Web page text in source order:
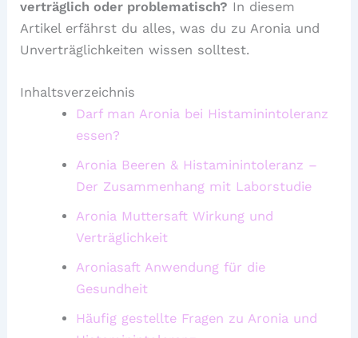
verträglich oder problematisch? In diesem
Artikel erfährst du alles, was du zu Aronia und
Unverträglichkeiten wissen solltest.
Inhaltsverzeichnis
Darf man Aronia bei Histaminintoleranz
essen?
Aronia Beeren & Histaminintoleranz –
Der Zusammenhang mit Laborstudie
Aronia Muttersaft Wirkung und
Verträglichkeit
Aroniasaft Anwendung für die
Gesundheit
Häufig gestellte Fragen zu Aronia und